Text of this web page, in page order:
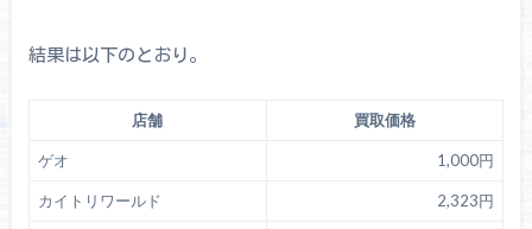
結果は以下のとおり。
店舗 買取価格
ゲオ 1,000円
カイトリワールド 2,323円